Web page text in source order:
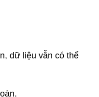
dữ liệu vẫn có thể